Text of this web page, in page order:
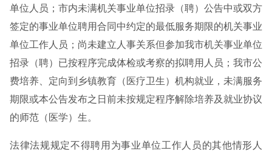
单位人员；市内未满机关事业单位招录（聘）公告中或双方
签定的事业单位聘用合同中约定的最低服务期限的机关事业
单位工作人员；尚未建立人事关系但参加我市机关事业单位
招录（聘）已按程序完成体检或考察的拟聘用人员；我市公
费培养、定向到乡镇教育（医疗卫生）机构就业，未满服务
期限或本公告发布之日前未按规定程序解除培养及就业协议
的师范（医学）生。
法律法规规定不得聘用为事业单位工作人员的其他情形人